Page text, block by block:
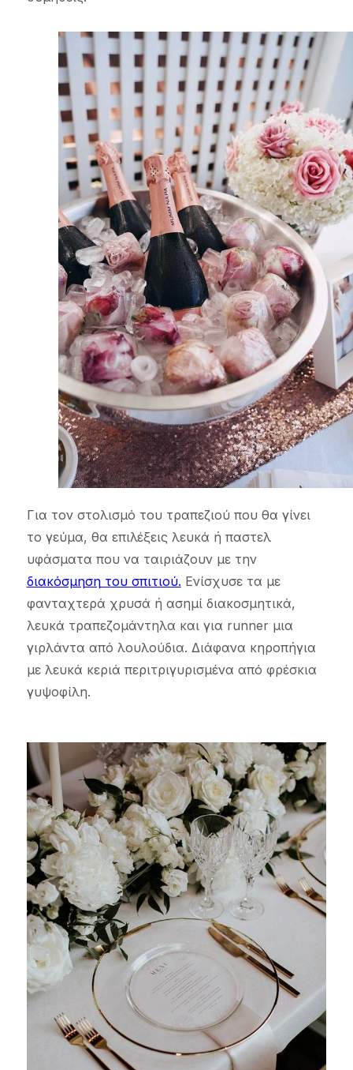
Για τον στολισμό του τραπεζιού που θα γίνει
το γεύμα, θα επιλέξεις λευκά ή παστελ
υφάσματα που να ταιριάζουν με την
διακόσμηση του σπιτιού. Ενίσχυσε τα με
φανταχτερά χρυσά ή ασημί διακοσμητικά,
λευκά τραπεζομάντηλα και για runner μια
γιρλάντα από λουλούδια. Διάφανα κηροπήγια
με λευκά κεριά περιτριγυρισμένα από φρέσκια
γυψοφίλη.